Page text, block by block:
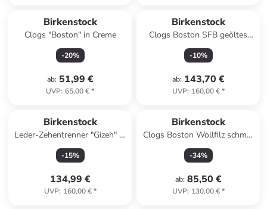
Birkenstock
Clogs "Boston" in Creme
-20%
ab: 51,99 €
UVP: 65,00 €*
Birkenstock
Clogs Boston SFB geöltes
Nubukleder Weichbettung
normal in grau
-10%
ab: 143,70 €
UVP: 160,00 €*
Birkenstock
Leder-Zehentrenner "Gizeh" in
Beige
-15%
134,99 €
UVP: 160,00 €*
Birkenstock
Clogs Boston Wollfilz schmal
in grau
-34%
ab: 85,50 €
UVP: 130,00 €*